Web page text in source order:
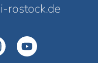
rostock.de